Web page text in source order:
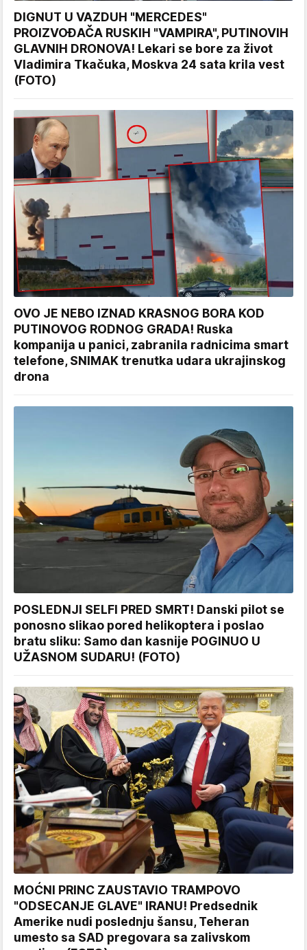
DIGNUT U VAZDUH "MERCEDES"
PROIZVOĐAČA RUSKIH "VAMPIRA", PUTINOVIH
GLAVNIH DRONOVA! Lekari se bore za život
Vladimira Tkačuka, Moskva 24 sata krila vest
(FOTO)
OVO JE NEBO IZNAD KRASNOG BORA KOD
PUTINOVOG RODNOG GRADA! Ruska
kompanija u panici, zabranila radnicima smart
telefone, SNIMAK trenutka udara ukrajinskog
drona
POSLEDNJI SELFI PRED SMRT! Danski pilot se
ponosno slikao pored helikoptera i poslao
bratu sliku: Samo dan kasnije POGINUO U
UŽASNOM SUDARU! (FOTO)
MOĆNI PRINC ZAUSTAVIO TRAMPOVO
"ODSECANJE GLAVE" IRANU! Predsednik
Amerike nudi poslednju šansu, Teheran
umesto sa SAD pregovara sa zalivskom